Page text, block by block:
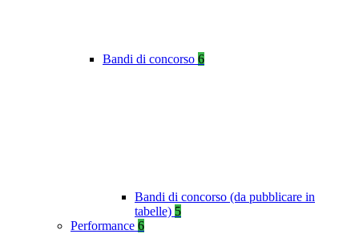
Bandi di concorso 6
Bandi di concorso (da pubblicare in
tabelle) 5
Performance 6